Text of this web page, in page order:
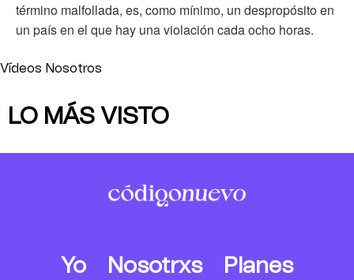
término malfollada, es, como mínimo, un despropósito en
un país en el que hay una violación cada ocho horas.
Vídeos Nosotros
LO MÁS VISTO
Yo Nosotrxs
Planes